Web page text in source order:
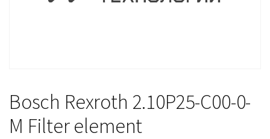
Bosch Rexroth 2.10P25-C00-0-
M Filter element